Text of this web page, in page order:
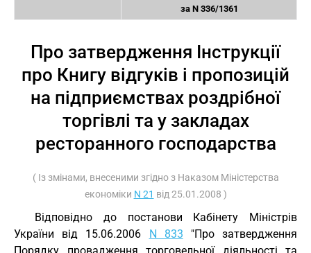
за N 336/1361
Про затвердження Інструкції
про Книгу відгуків і пропозицій
на підприємствах роздрібної
торгівлі та у закладах
ресторанного господарства
( Із змінами, внесеними згідно з Наказом Міністерства
економіки N 21 від 25.01.2008 )
Відповідно до постанови Кабінету Міністрів
України від 15.06.2006 N 833 "Про затвердження